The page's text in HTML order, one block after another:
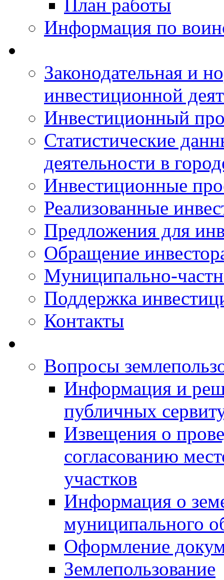
План работы
Информация по
Законодательная и
инвестиционной
Инвестиционный
Статистические
деятельности в
Инвестиционные
Реализованные
Предложения для
Обращение
Муниципально-
Поддержка
Контакты
Вопросы
Информация и
публичных
Извещения о
согласованию
участков
Информация о
муниципального
Оформление
Землепользование